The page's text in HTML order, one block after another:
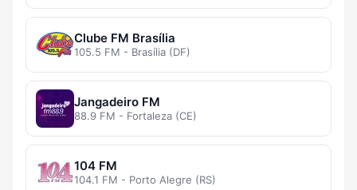
Clube FM Brasília
105.5 FM - Brasília (DF)
Jangadeiro FM
88.9 FM - Fortaleza (CE)
104 FM
104.1 FM - Porto Alegre (RS)